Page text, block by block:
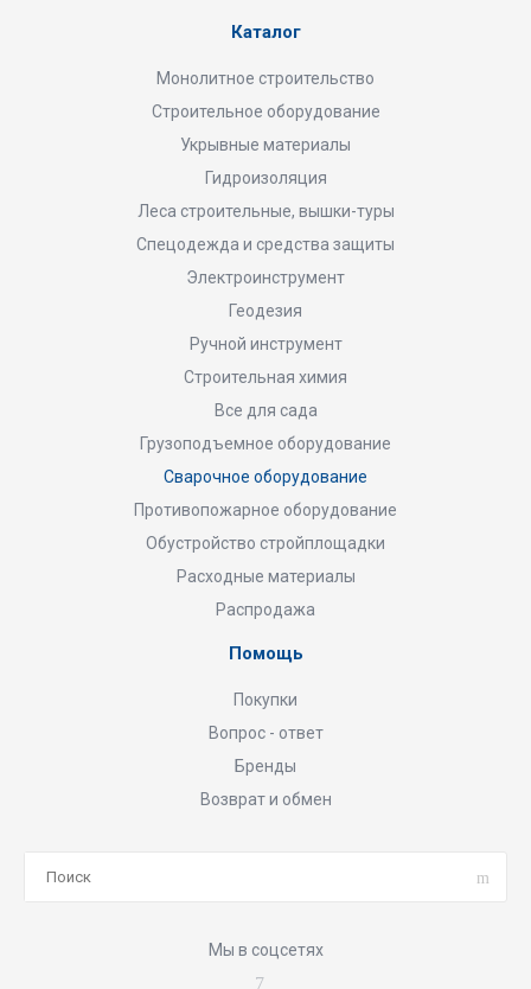
Каталог
Монолитное строительство
Строительное оборудование
Укрывные материалы
Гидроизоляция
Леса строительные, вышки-туры
Спецодежда и средства защиты
Электроинструмент
Геодезия
Ручной инструмент
Строительная химия
Все для сада
Грузоподъемное оборудование
Сварочное оборудование
Противопожарное оборудование
Обустройство стройплощадки
Расходные материалы
Распродажа
Помощь
Покупки
Вопрос - ответ
Бренды
Возврат и обмен
Мы в соцсетях